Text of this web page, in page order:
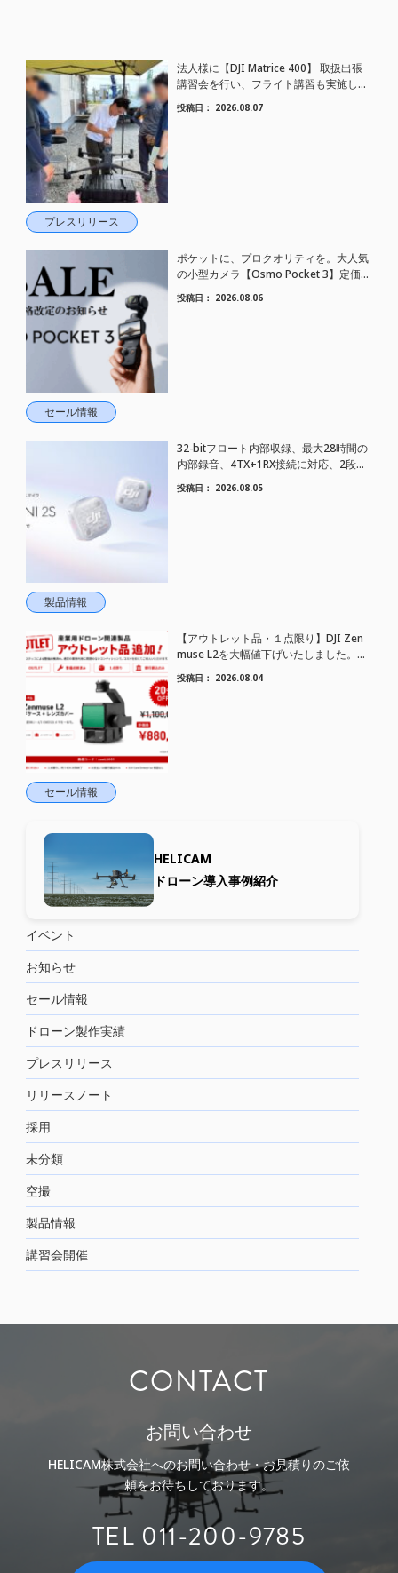
プレスリリース
法人様に【DJI Matrice 400】 取扱出張
講習会を行い、フライト講習も実施しま
した。
投稿日： 2026.08.07
セール情報
ポケットに、プロクオリティを。大人気
の小型カメラ【Osmo Pocket 3】定価が
さらにお値下げされました！
投稿日： 2026.08.06
製品情報
32-bitフロート内部収録、最大28時間の
内部録音、4TX+1RX接続に対応、2段階
AIノイズキャンセリング搭載｜コンパク
トワイヤレスマイク DJI Mic Mini 2S 登場
投稿日： 2026.08.05
セール情報
【アウトレット品・１点限り】DJI Zen
muse L2を大幅値下げいたしました。｜
HELICAM STORE
投稿日： 2026.08.04
HELICAM
ドローン導入事例紹介
イベント
お知らせ
セール情報
ドローン製作実績
プレスリリース
リリースノート
採用
未分類
空撮
製品情報
講習会開催
CONTACT
お問い合わせ
HELICAM株式会社へのお問い合わせ・お見積りのご依
頼をお待ちしております。
TEL 011-200-9785